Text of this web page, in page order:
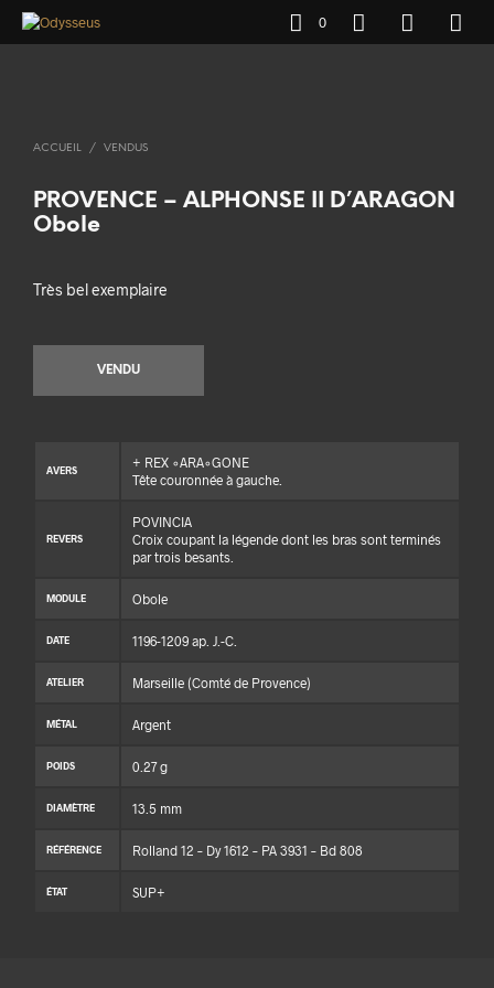
0
ACCUEIL / VENDUS
PROVENCE – ALPHONSE II D’ARAGON
Obole
Très bel exemplaire
VENDU
AVERS
+ REX ◦ARA◦GONE
Tête couronnée à gauche.
REVERS
POVINCIA
Croix coupant la légende dont les bras sont terminés
par trois besants.
MODULE Obole
DATE 1196-1209 ap. J.-C.
ATELIER Marseille (Comté de Provence)
MÉTAL Argent
POIDS 0.27 g
DIAMÈTRE 13.5 mm
RÉFÉRENCE Rolland 12 – Dy 1612 – PA 3931 – Bd 808
ÉTAT SUP+